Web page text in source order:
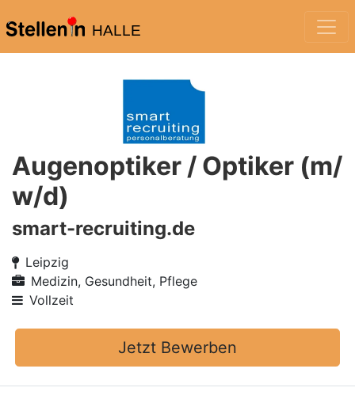
HALLE
Augenoptiker / Optiker (m/
w/d)
smart-recruiting.de
Leipzig
Medizin, Gesundheit, Pflege
Vollzeit
Jetzt Bewerben